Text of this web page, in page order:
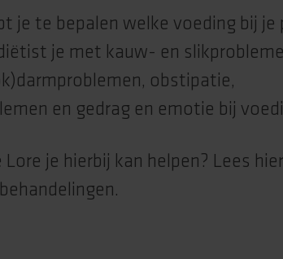
je te bepalen welke voeding bij je
je met kauw- en
obstipatie,
en gedrag en emotie bij
Lore je hierbij kan helpen? Lees